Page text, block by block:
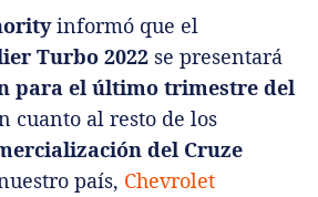
informó que el
Turbo 2022 se presentará
para el último trimestre del
cuanto al resto de los
del Cruze
país, Chevrolet